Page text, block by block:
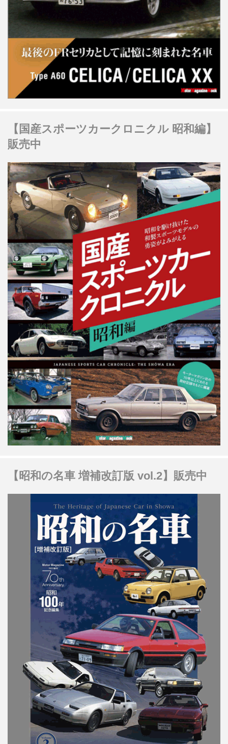
【国産スポーツカークロニクル 昭和編】
販売中
【昭和の名車 増補改訂版 vol.2】販売中